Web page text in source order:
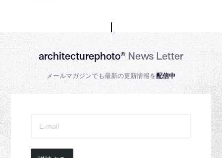
architecturephoto®News Letter
メールマガジンでも最新の更新情報を配信中